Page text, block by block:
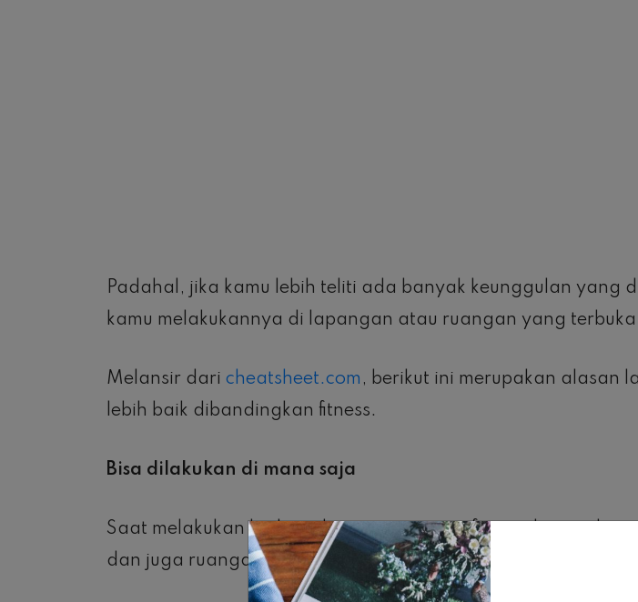
Padahal, jika kamu lebih teliti ada banyak keunggulan yang
kamu melakukannya di lapangan atau ruangan yang
Melansir dari cheatsheet.com , berikut ini merupakan alasan
lebih baik dibandingkan fitness.
Bisa dilakukan di mana saja
Saat melakukan latihan di tempat-tempat fitness, kamu akan
dan juga ruangan.